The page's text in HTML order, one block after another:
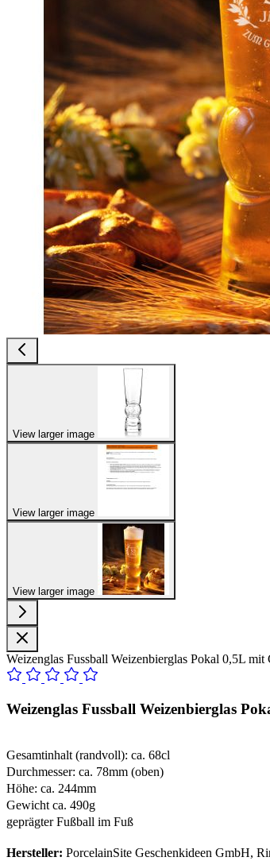
View larger image
View larger image
View larger image
Weizenglas Fussball Weizenbierglas Pokal 0,5L mit
Weizenglas Fussball Weizenbierglas
Gesamtinhalt (randvoll): ca. 68cl
Durchmesser: ca. 78mm (oben)
Höhe: ca. 244mm
Gewicht ca. 490g
geprägter Fußball im Fuß
Hersteller: PorcelainSite Geschenkideen GmbH,